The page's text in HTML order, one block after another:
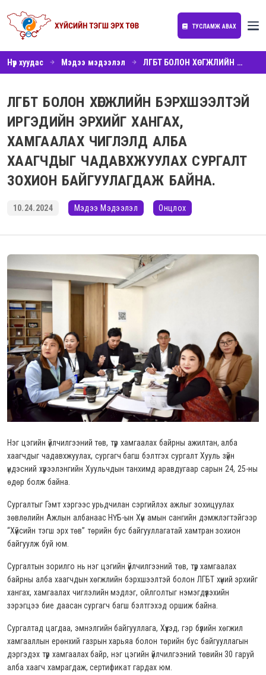
ТУСЛАМЖ АВАХ
Нүүр хуудас Мэдээ мэдээлэл ЛГБТ БОЛОН ХӨГЖЛИЙН БЭРХШЭЭЛТЭЙ ИРГЭДИЙН ЭРХИЙГ ХАНГАХ, ХАМГААЛАХ ЧИГЛЭЛД АЛБА ХААГЧДЫГ ЧАДАВХЖУУЛАХ СУРГАЛТ ЗОХИОН БАЙГУУЛАГДАЖ БАЙНА.
ЛГБТ БОЛОН ХӨГЖЛИЙН БЭРХШЭЭЛТЭЙ
ИРГЭДИЙН ЭРХИЙГ ХАНГАХ,
ХАМГААЛАХ ЧИГЛЭЛД АЛБА
ХААГЧДЫГ ЧАДАВХЖУУЛАХ СУРГАЛТ
ЗОХИОН БАЙГУУЛАГДАЖ БАЙНА.
10.24.2024 Мэдээ Мэдээлэл Онцлох
Нэг цэгийн үйлчилгээний төв, түр хамгаалах байрны ажилтан, алба
хаагчдыг чадавхжуулах, сургагч багш бэлтгэх сургалт Хууль зүйн
үндэсний хүрээлэнгийн Хуульчдын танхимд аравдугаар сарын 24, 25-ны
өдөр болж байна.
Сургалтыг Гэмт хэргээс урьдчилан сэргийлэх ажлыг зохицуулах
зөвлөлийн Ажлын албанаас НҮБ-ын Хүн амын сангийн дэмжлэгтэйгээр
“Хүйсийн тэгш эрх төв” төрийн бус байгууллагатай хамтран зохион
байгуулж буй юм.
Сургалтын зорилго нь нэг цэгийн үйлчилгээний төв, түр хамгаалах
байрны алба хаагчдын хөгжлийн бэрхшээлтэй болон ЛГБТ хүний эрхийг
хангах, хамгаалах чиглэлийн мэдлэг, ойлголтыг нэмэгдүүлэхийн
зэрэгцээ бие даасан сургагч багш бэлтгэхэд оршиж байна.
Сургалтад цагдаа, эмнэлгийн байгууллага, Хүүхэд, гэр бүлийн хөгжил
хамгааллын ерөнхий газрын харьяа болон төрийн бус байгууллагын
дэргэдэх түр хамгаалах байр, нэг цэгийн үйлчилгээний төвийн 30 гаруй
алба хаагч хамрагдаж, сертификат гардах юм.